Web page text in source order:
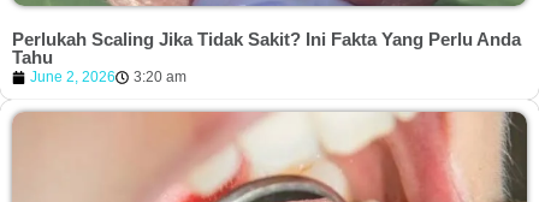
Perlukah Scaling Jika Tidak Sakit? Ini Fakta Yang Perlu Anda
Tahu
June 2, 2026 3:20 am